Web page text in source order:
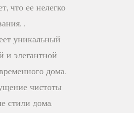
что ее нелегко
.
уникальный
и элегантной
дома.
чистоты
стили дома.